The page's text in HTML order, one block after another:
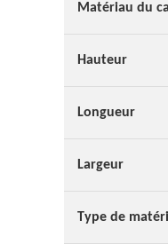
Matériau du
Hauteur
Longueur
Largeur
Type de